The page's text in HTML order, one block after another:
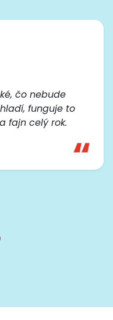
čo nebude
funguje to
fajn celý rok.